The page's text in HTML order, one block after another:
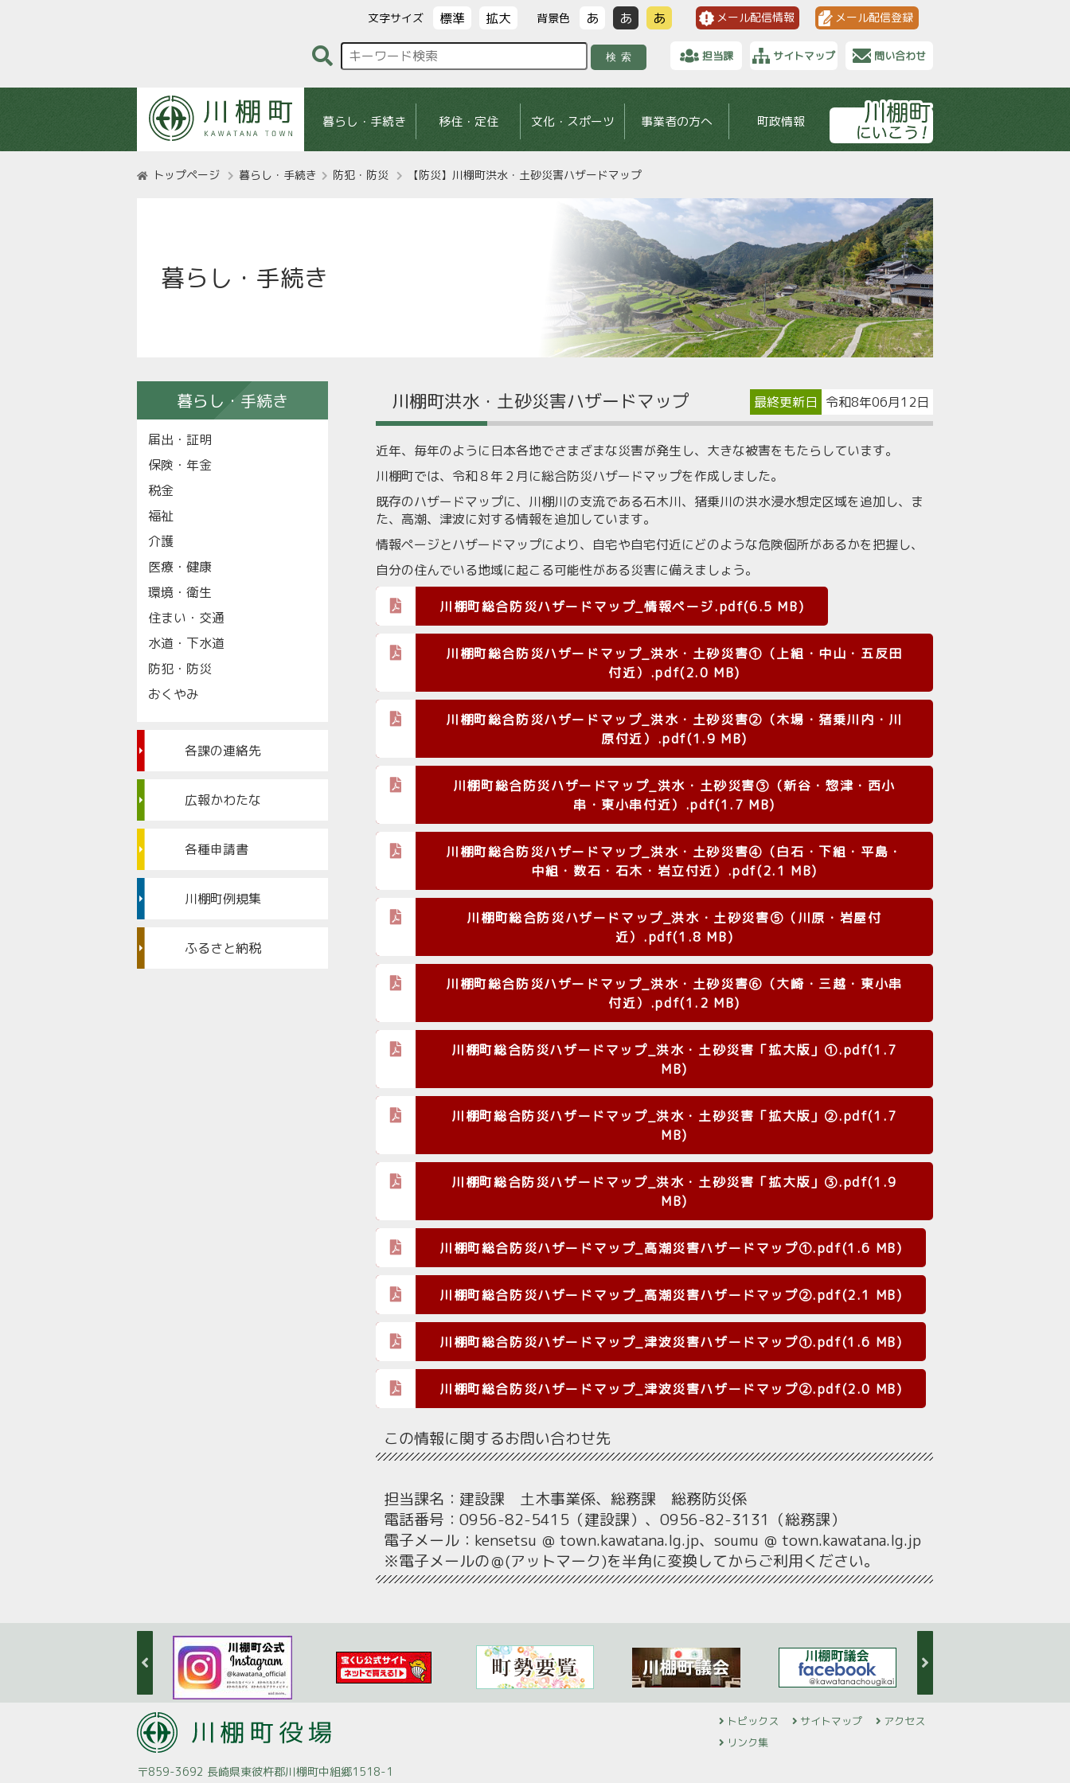
文字サイズ 標準 拡大 背景色 あ あ あ メール配信情報 メール配信登録
検索 担当課 サイトマップ 問い合わせ
暮らし・手続き 移住・定住 文化・スポーツ 事業者の方へ 町政情報
トップページ 暮らし・手続き 防犯・防災 【防災】川棚町洪水・土砂災害ハザードマップ
暮らし・手続き
最終更新日 令和8年06月12日
川棚町洪水・土砂災害ハザードマップ
近年、毎年のように日本各地でさまざまな災害が発生し、大きな被害をもたらしています。
川棚町では、令和８年２月に総合防災ハザードマップを作成しました。
既存のハザードマップに、川棚川の支流である石木川、猪乗川の洪水浸水想定区域を追加し、ま
た、高潮、津波に対する情報を追加しています。
情報ページとハザードマップにより、自宅や自宅付近にどのような危険個所があるかを把握し、
自分の住んでいる地域に起こる可能性がある災害に備えましょう。
川棚町総合防災ハザードマップ_情報ページ.pdf(6.5 MB)
川棚町総合防災ハザードマップ_洪水・土砂災害①（上組・中山・五反田
付近）.pdf(2.0 MB)
川棚町総合防災ハザードマップ_洪水・土砂災害②（木場・猪乗川内・川
原付近）.pdf(1.9 MB)
川棚町総合防災ハザードマップ_洪水・土砂災害③（新谷・惣津・西小
串・東小串付近）.pdf(1.7 MB)
川棚町総合防災ハザードマップ_洪水・土砂災害④（白石・下組・平島・
中組・数石・石木・岩立付近）.pdf(2.1 MB)
川棚町総合防災ハザードマップ_洪水・土砂災害⑤（川原・岩屋付
近）.pdf(1.8 MB)
川棚町総合防災ハザードマップ_洪水・土砂災害⑥（大崎・三越・東小串
付近）.pdf(1.2 MB)
川棚町総合防災ハザードマップ_洪水・土砂災害「拡大版」①.pdf(1.7
MB)
川棚町総合防災ハザードマップ_洪水・土砂災害「拡大版」②.pdf(1.7
MB)
川棚町総合防災ハザードマップ_洪水・土砂災害「拡大版」③.pdf(1.9
MB)
川棚町総合防災ハザードマップ_高潮災害ハザードマップ①.pdf(1.6 MB)
川棚町総合防災ハザードマップ_高潮災害ハザードマップ②.pdf(2.1 MB)
川棚町総合防災ハザードマップ_津波災害ハザードマップ①.pdf(1.6 MB)
川棚町総合防災ハザードマップ_津波災害ハザードマップ②.pdf(2.0 MB)
この情報に関するお問い合わせ先
担当課名：建設課 土木事業係、総務課 総務防災係
電話番号：0956-82-5415（建設課）、0956-82-3131（総務課）
電子メール：kensetsu ＠ town.kawatana.lg.jp、soumu ＠ town.kawatana.lg.jp
※電子メールの＠(アットマーク)を半角に変換してからご利用ください。
暮らし・手続き
届出・証明
保険・年金
税金
福祉
介護
医療・健康
環境・衛生
住まい・交通
水道・下水道
防犯・防災
おくやみ
各課の連絡先
広報かわたな
各種申請書
川棚町例規集
ふるさと納税
トピックス サイトマップ
アクセス
リンク集
〒859-3692 長崎県東彼杵郡川棚町中組郷1518-1